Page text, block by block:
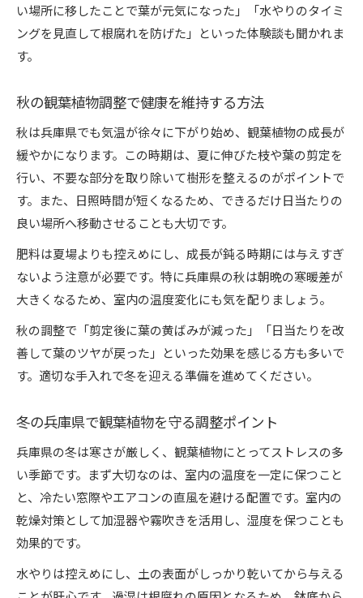
い場所に移したことで葉が元気になった」「水やりのタイミ
ングを見直して根腐れを防げた」といった体験談も聞かれま
す。
秋の観葉植物調整で健康を維持する方法
秋は兵庫県でも気温が徐々に下がり始め、観葉植物の成長が
緩やかになります。この時期は、夏に伸びた枝や葉の剪定を
行い、不要な部分を取り除いて樹形を整えるのがポイントで
す。また、日照時間が短くなるため、できるだけ日当たりの
良い場所へ移動させることも大切です。
肥料は夏場よりも控えめにし、成長が鈍る時期には与えすぎ
ないよう注意が必要です。特に兵庫県の秋は朝晩の寒暖差が
大きくなるため、室内の温度変化にも気を配りましょう。
秋の調整で「剪定後に葉の黄ばみが減った」「日当たりを改
善して葉のツヤが戻った」といった効果を感じる方も多いで
す。適切な手入れで冬を迎える準備を進めてください。
冬の兵庫県で観葉植物を守る調整ポイント
兵庫県の冬は寒さが厳しく、観葉植物にとってストレスの多
い季節です。まず大切なのは、室内の温度を一定に保つこと
と、冷たい窓際やエアコンの直風を避ける配置です。室内の
乾燥対策として加湿器や霧吹きを活用し、湿度を保つことも
効果的です。
水やりは控えめにし、土の表面がしっかり乾いてから与える